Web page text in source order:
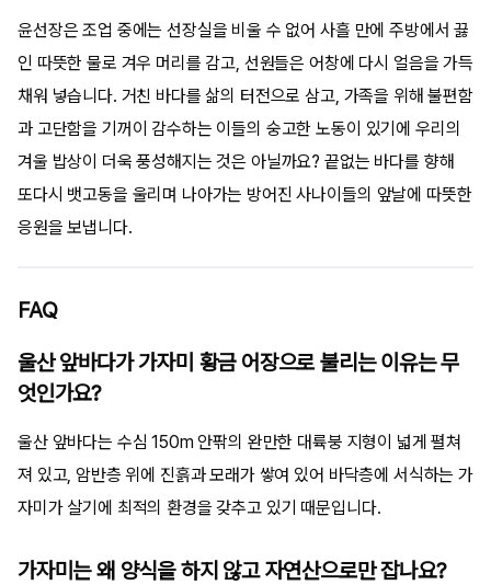
윤선장은 조업 중에는 선장실을 비울 수 없어 사흘 만에 주방에서 끓
인 따뜻한 물로 겨우 머리를 감고, 선원들은 어창에 다시 얼음을 가득
채워 넣습니다. 거친 바다를 삶의 터전으로 삼고, 가족을 위해 불편함
과 고단함을 기꺼이 감수하는 이들의 숭고한 노동이 있기에 우리의
겨울 밥상이 더욱 풍성해지는 것은 아닐까요? 끝없는 바다를 향해
또다시 뱃고동을 울리며 나아가는 방어진 사나이들의 앞날에 따뜻한
응원을 보냅니다.
FAQ
울산 앞바다가 가자미 황금 어장으로 불리는 이유는 무
엇인가요?
울산 앞바다는 수심 150m 안팎의 완만한 대륙붕 지형이 넓게 펼쳐
져 있고, 암반층 위에 진흙과 모래가 쌓여 있어 바닥층에 서식하는 가
자미가 살기에 최적의 환경을 갖추고 있기 때문입니다.
가자미는 왜 양식을 하지 않고 자연산으로만 잡나요?